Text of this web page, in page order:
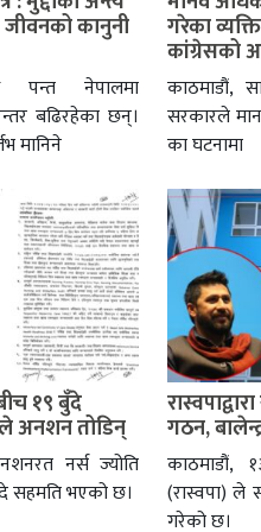
जीवनको कानुनी
पन्त नेपालमा
बढिरहेका छन्।
मानिने
गरेका
कांग्रेसको
काठमाडौं,
सरकारले
का घटनामा
१९ बुँदे
अनशन तोडिन्
नर्स ज्योति
सहमति भएको छ।
गठन,
काठमाडौं,
(रास्वपा) ले
गरेको छ।